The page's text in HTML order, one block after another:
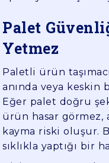
Palet
Yetmez
Paletli ürün
anında veya keskin
Eğer palet doğru
ürün hasar görmez,
kayma riski oluşur.
sıklıkla yaptığı bir